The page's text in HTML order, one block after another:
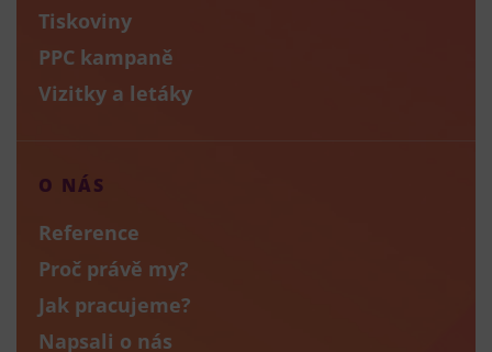
Tiskoviny
PPC kampaně
Vizitky a letáky
O NÁS
Reference
Proč právě my?
Jak pracujeme?
Napsali o nás